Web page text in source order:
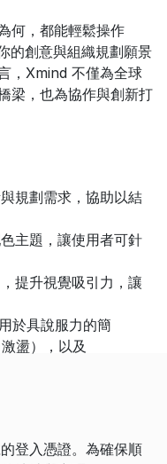
何，都能輕鬆操作
的創意與組織規劃願景
，Xmind 不僅為全球
梁，也為協作與創新打
規劃需求，協助以結
主題，讓使用者可針
提升視覺吸引力，讓
於具說服力的簡
盪），以及
登入憑證。為確保順